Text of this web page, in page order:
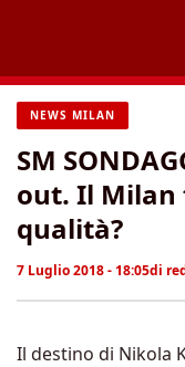
contenuto
NEWS MILAN
SM
out. Il Milan
qualità?
7 Luglio 2018 - 18:05di
Il destino di Nikola